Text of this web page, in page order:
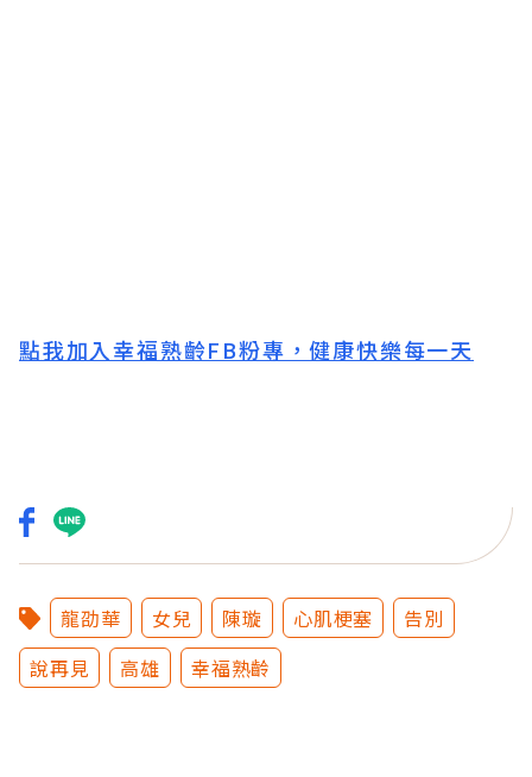
點我加入幸福熟齡FB粉專，健康快樂每一天
龍劭華 女兒 陳璇 心肌梗塞
告別
說再見
高雄 幸福熟齡